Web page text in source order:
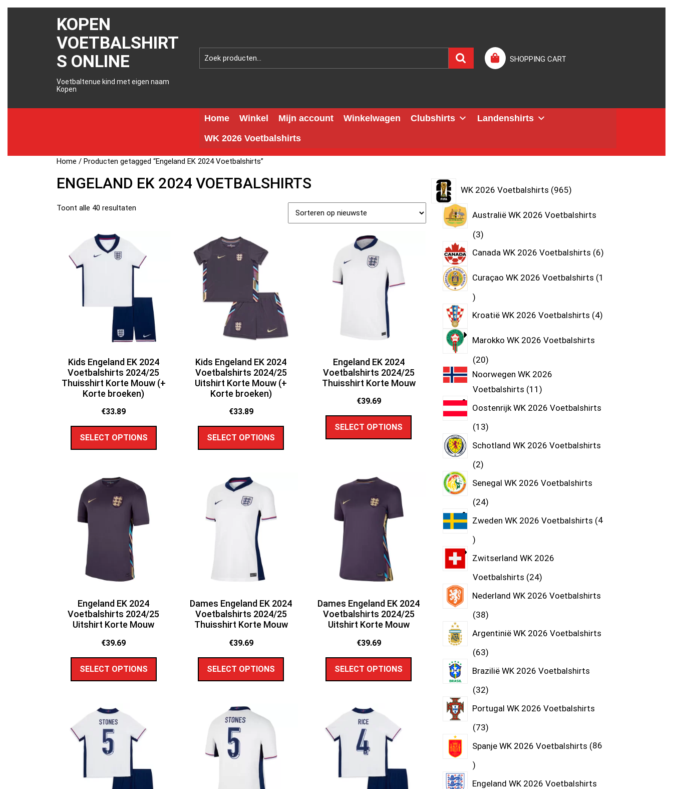
KOPEN
VOETBALSHIRT
S ONLINE
Voetbaltenue kind met eigen naam
Kopen
SHOPPING CART
Home Winkel Mijn account Winkelwagen Clubshirts
Landenshirts
WK 2026 Voetbalshirts
Home / Producten getagged “Engeland EK 2024 Voetbalshirts”
ENGELAND EK 2024 VOETBALSHIRTS
Toont alle 40 resultaten
Kids Engeland EK 2024
Voetbalshirts 2024/25
Thuisshirt Korte Mouw (+
Korte broeken)
€33.89
SELECT OPTIONS
Kids Engeland EK 2024
Voetbalshirts 2024/25
Uitshirt Korte Mouw (+
Korte broeken)
€33.89
SELECT OPTIONS
Engeland EK 2024
Voetbalshirts 2024/25
Thuisshirt Korte Mouw
€39.69
SELECT OPTIONS
Engeland EK 2024
Voetbalshirts 2024/25
Uitshirt Korte Mouw
€39.69
SELECT OPTIONS
Dames Engeland EK 2024
Voetbalshirts 2024/25
Thuisshirt Korte Mouw
€39.69
SELECT OPTIONS
Dames Engeland EK 2024
Voetbalshirts 2024/25
Uitshirt Korte Mouw
€39.69
SELECT OPTIONS
WK 2026 Voetbalshirts 965
Australië WK 2026 Voetbalshirts
3
Canada WK 2026 Voetbalshirts 6
Curaçao WK 2026 Voetbalshirts 1
Kroatië WK 2026 Voetbalshirts 4
Marokko WK 2026 Voetbalshirts
20
Noorwegen WK 2026
Voetbalshirts 11
Oostenrijk WK 2026 Voetbalshirts
13
Schotland WK 2026 Voetbalshirts
2
Senegal WK 2026 Voetbalshirts
24
Zweden WK 2026 Voetbalshirts 4
Zwitserland WK 2026
Voetbalshirts 24
Nederland WK 2026 Voetbalshirts
38
Argentinië WK 2026 Voetbalshirts
63
Brazilië WK 2026 Voetbalshirts
32
Portugal WK 2026 Voetbalshirts
73
Spanje WK 2026 Voetbalshirts 86
Engeland WK 2026 Voetbalshirts